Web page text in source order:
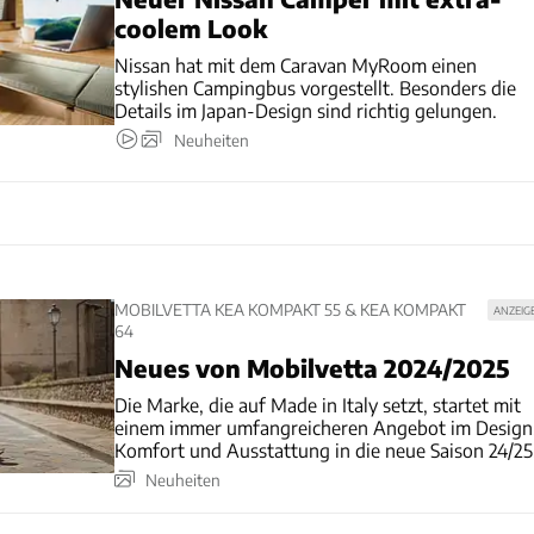
coolem Look
Nissan hat mit dem Caravan MyRoom einen
stylishen Campingbus vorgestellt. Besonders die
Details im Japan-Design sind richtig gelungen.
Neuheiten
MOBILVETTA KEA KOMPAKT 55 & KEA KOMPAKT
64
Neues von Mobilvetta 2024/2025
Die Marke, die auf Made in Italy setzt, startet mit
einem immer umfangreicheren Angebot im
Komfort und Ausstattung in die neue Saison 24/
Neuheiten